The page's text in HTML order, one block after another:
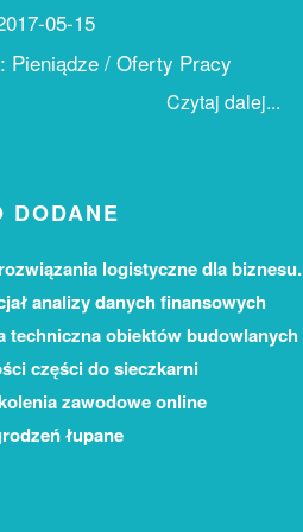
05-15
Pieniądze / Oferty Pracy
Czytaj dalej...
DODANE
logistyczne dla biznesu.
analizy danych finansowych
techniczna obiektów budowlanych
części do sieczkarni
zawodowe online
łupane